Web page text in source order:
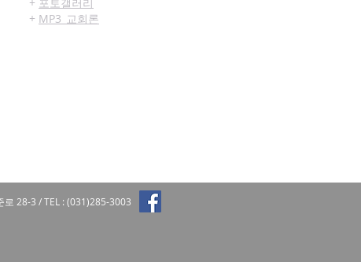
+ MP3_교회론
28-3 / TEL : (031)285-3003